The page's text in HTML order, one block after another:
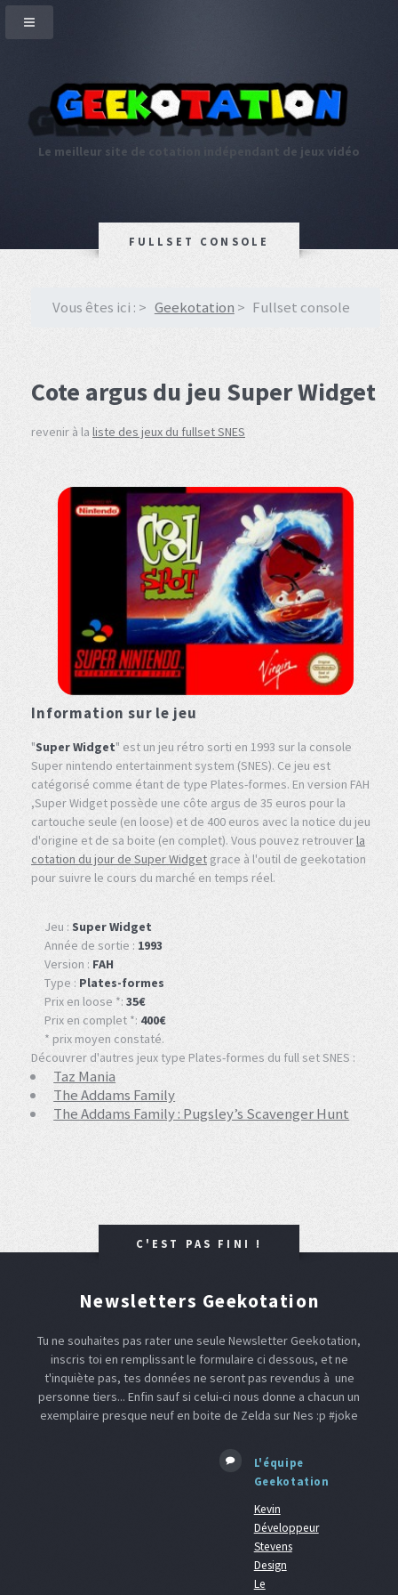
Le meilleur site de cotation indépendant de jeux vidéo
FULLSET CONSOLE
Vous êtes ici : Geekotation Fullset console
Cote argus du jeu Super Widget
revenir à la liste des jeux du fullset SNES
Information sur le jeu
"Super Widget" est un jeu rétro sorti en 1993 sur la console
Super nintendo entertainment system (SNES). Ce jeu est
catégorisé comme étant de type Plates-formes. En version FAH
,Super Widget possède une côte argus de 35 euros pour la
cartouche seule (en loose) et de 400 euros avec la notice du jeu
d'origine et de sa boite (en complet). Vous pouvez retrouverla
cotation du jour de Super Widget grace à l'outil de geekotation
pour suivre le cours du marché en temps réel.
Jeu : Super Widget
Année de sortie : 1993
Version : FAH
Type : Plates-formes
Prix en loose *: 35€
Prix en complet *: 400€
* prix moyen constaté.
Découvrer d'autres jeux type Plates-formes du full set SNES :
Taz Mania
The Addams Family
The Addams Family : Pugsley’s Scavenger Hunt
C'EST PAS FINI !
Newsletters Geekotation
Tu ne souhaites pas rater une seule Newsletter Geekotation,
inscris toi en remplissant le formulaire ci dessous, et ne
t'inquiète pas, tes données ne seront pas revendus à une
personne tiers... Enfin sauf si celui-ci nous donne a chacun un
exemplaire presque neuf en boite de Zelda sur Nes :p #joke
L'équipe
Geekotation
Kevin
Développeur
Stevens
Design
Le